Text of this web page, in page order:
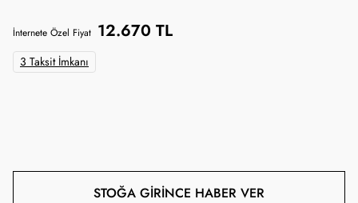
İnternete Özel Fiyat 12.670 TL
3 Taksit İmkanı
STOĞA GIRINCE HABER VER